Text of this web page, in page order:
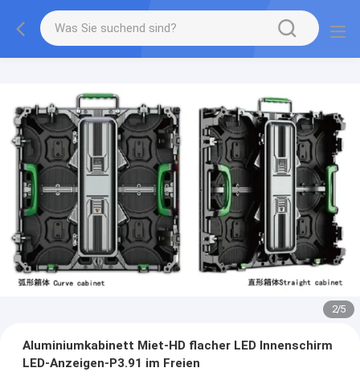
2/5
Aluminiumkabinett Miet-HD flacher LED Innenschirm
LED-Anzeigen-P3.91 im Freien